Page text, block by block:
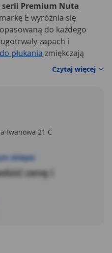
serii Premium Nuta
E wyróżnia się
do każdego
zapach i
płukania zmiękczają
unosi się przez bardzo
eleganckich kwiatów i
ochrona włókien i
Czytaj więcej
Iwanowa 21 C
sklepie
cenę i